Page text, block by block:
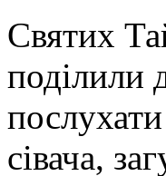
Святих
поділили
сівача,